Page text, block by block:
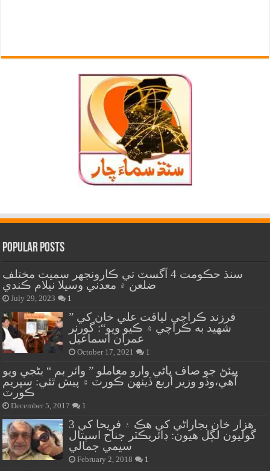
Popular Posts
سنڌ حڪومت 4 آگسٽ تي ڪارونجهر سميت مختلف
ضلعن ۾ معدني وسيلا نيلام ڪندي
July 29, 2023 1
” فرزند ڪراچي لياقت علي خان کي
شهيد به ڪراچي ۾ ڪيو ويو“: گورنر
عمران اسماعيل
October 17, 2021 1
پيئڻ جو صاف پاڻي وارو معاملو ” واٽر بم “ بڻجي ويو
آهي،وڏو وزير اربع ڏينهن ڪورٽ ۾ پيش ٿئي: سپريم
ڪورٽ
December 5, 2017 1
هزار خان بجاراڻي کي هڪ ۽ فريحا کي 3
گوليون لڳل هيون: ڊائريڪٽر جناح اسپتال
سيمي جمالي
February 2, 2018 1